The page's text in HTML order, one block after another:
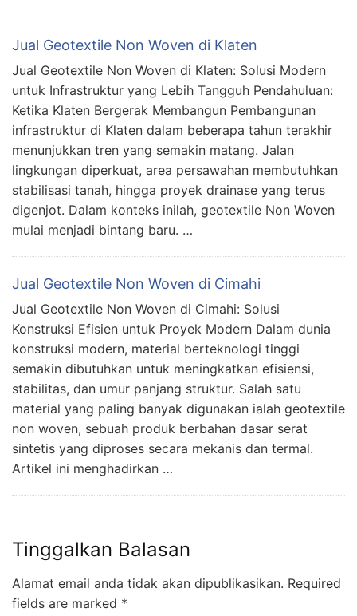
Jual Geotextile Non Woven di Klaten
Jual Geotextile Non Woven di Klaten: Solusi Modern
untuk Infrastruktur yang Lebih Tangguh Pendahuluan:
Ketika Klaten Bergerak Membangun Pembangunan
infrastruktur di Klaten dalam beberapa tahun terakhir
menunjukkan tren yang semakin matang. Jalan
lingkungan diperkuat, area persawahan membutuhkan
stabilisasi tanah, hingga proyek drainase yang terus
digenjot. Dalam konteks inilah, geotextile Non Woven
mulai menjadi bintang baru. …
Jual Geotextile Non Woven di Cimahi
Jual Geotextile Non Woven di Cimahi: Solusi
Konstruksi Efisien untuk Proyek Modern Dalam dunia
konstruksi modern, material berteknologi tinggi
semakin dibutuhkan untuk meningkatkan efisiensi,
stabilitas, dan umur panjang struktur. Salah satu
material yang paling banyak digunakan ialah geotextile
non woven, sebuah produk berbahan dasar serat
sintetis yang diproses secara mekanis dan termal.
Artikel ini menghadirkan …
Tinggalkan Balasan
Alamat email anda tidak akan dipublikasikan. Required
fields are marked *